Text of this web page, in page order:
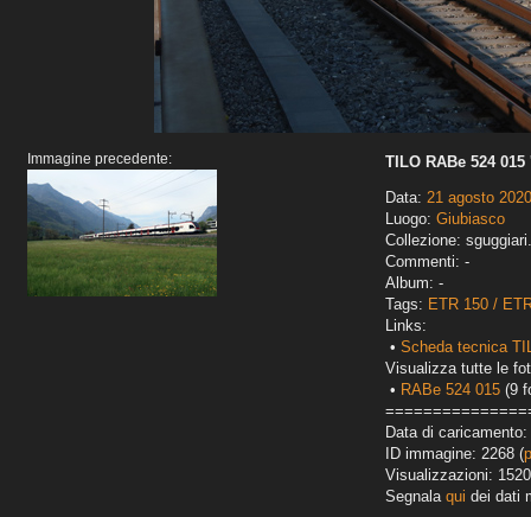
Immagine precedente:
TILO RABe 524
Data: 21 agosto 2020
Luogo: Giubiasco
Collezione:
Commenti: -
Album: -
Tags: ETR 150 /
Links:
• Scheda tecnica
Visualizza tutte le
• RABe 524 015 (9
Data di
ID immagine: 2268 (
Visualizzazioni: 1520
Segnala qui dei dati